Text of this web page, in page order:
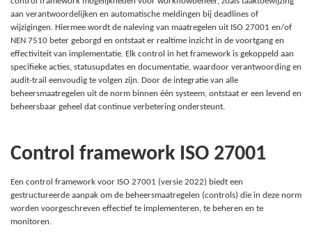
aan verantwoordelijken en automatische meldingen bij deadlines of
wijzigingen. Hiermee wordt de naleving van maatregelen uit ISO 27001 en/of
NEN 7510 beter geborgd en ontstaat er realtime inzicht in de voortgang en
effectiviteit van implementatie. Elk control in het framework is gekoppeld aan
specifieke acties, statusupdates en documentatie, waardoor verantwoording en
audit-trail eenvoudig te volgen zijn. Door de integratie van alle
beheersmaatregelen uit de norm binnen één systeem, ontstaat er een levend en
beheersbaar geheel dat continue verbetering ondersteunt.
Control framework ISO 27001
Een control framework voor ISO 27001 (versie 2022) biedt een
gestructureerde aanpak om de beheersmaatregelen (controls) die in deze norm
worden voorgeschreven effectief te implementeren, te beheren en te
monitoren.